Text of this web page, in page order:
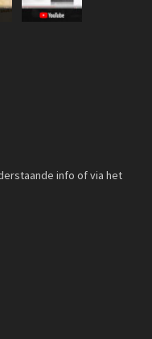
info of via het